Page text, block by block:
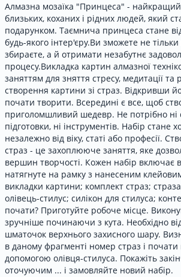
Алмазна мозаїка "Принцеса" -
близьких, коханих і рідних людей, який
подарунком. Таємнича принцеса стане
будь-якого інтер'єру.Ви зможете не тільки
збираєте, а й отримати незабутнє
процесу.Викладка картин алмазної
заняттям для зняття стресу, медитації та
створення картини зі страз. Відкривши
почати творити. Всередині є все, щоб
приголомшливий шедевр. Не потрібно ні
підготовки, ні інструментів. Набір
незалежно від віку, статі або професії.
страз - це захоплююче заняття, яке
вершин творчості. Кожен набір включає
натягнуте на рамку з нанесеним
викладки картини; комплект страз;
олівець-стилус; силікон для стилуса;
почати? Приготуйте робоче місце.
зручніше починаючи з кута. Необхідно
шматочок верхнього захисного шару.
в даному фрагменті номер страз і
допомогою олівця-стилуса. Покажіть
оточуючим ... і замовляйте новий набір.